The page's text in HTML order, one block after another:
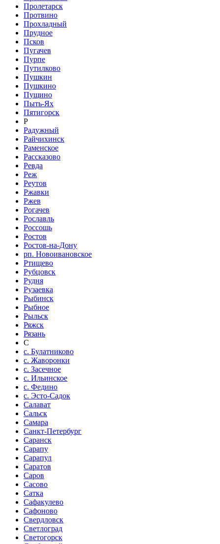
Пролетарск
Протвино
Прохладный
Прудное
Псков
Пугачев
Пурпе
Путилково
Пушкин
Пушкино
Пущино
Пыть-Ях
Пятигорск
Р
Радужный
Райчихинск
Раменское
Рассказово
Ревда
Реж
Реутов
Ржавки
Ржев
Рогачев
Рославль
Россошь
Ростов
Ростов-на-Дону
рп. Новоивановское
Ртищево
Рубцовск
Рудня
Рузаевка
Рыбинск
Рыбное
Рыльск
Ряжск
Рязань
С
с. Булатниково
с. Жаворонки
с. Засечное
с. Ильинское
с. Федино
с. Эсто-Садок
Салават
Сальск
Самара
Санкт-Петербург
Саранск
Сарапу
Сарапул
Саратов
Саров
Сасово
Сатка
Сафакулево
Сафоново
Свердловск
Светлоград
Светогорск